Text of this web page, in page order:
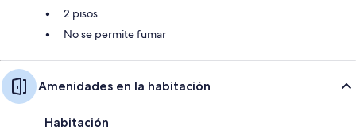
2 pisos
No se permite fumar
Amenidades en la habitación
Habitación